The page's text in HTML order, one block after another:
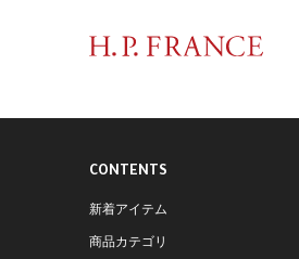
CONTENTS
新着アイテム
商品カテゴリ